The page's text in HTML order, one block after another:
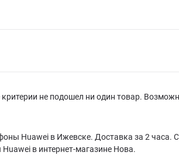
не подошел ни один товар.
Huawei в Ижевске. Доставка за 2 часа.
в интернет-магазине Нова.